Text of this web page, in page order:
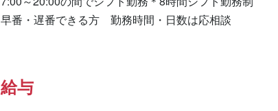
早番・遅番できる方　勤務時間・日数は応相談
給与